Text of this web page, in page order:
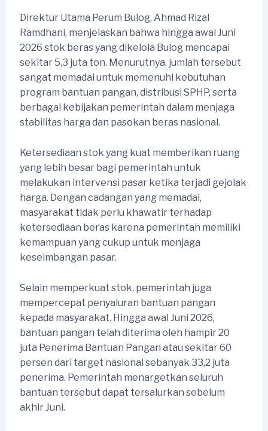
Direktur Utama Perum Bulog, Ahmad Rizal
Ramdhani, menjelaskan bahwa hingga awal Juni
2026 stok beras yang dikelola Bulog mencapai
sekitar 5,3 juta ton. Menurutnya, jumlah tersebut
sangat memadai untuk memenuhi kebutuhan
program bantuan pangan, distribusi SPHP, serta
berbagai kebijakan pemerintah dalam menjaga
stabilitas harga dan pasokan beras nasional.
Ketersediaan stok yang kuat memberikan ruang
yang lebih besar bagi pemerintah untuk
melakukan intervensi pasar ketika terjadi gejolak
harga. Dengan cadangan yang memadai,
masyarakat tidak perlu khawatir terhadap
ketersediaan beras karena pemerintah memiliki
kemampuan yang cukup untuk menjaga
keseimbangan pasar.
Selain memperkuat stok, pemerintah juga
mempercepat penyaluran bantuan pangan
kepada masyarakat. Hingga awal Juni 2026,
bantuan pangan telah diterima oleh hampir 20
juta Penerima Bantuan Pangan atau sekitar 60
persen dari target nasional sebanyak 33,2 juta
penerima. Pemerintah menargetkan seluruh
bantuan tersebut dapat tersalurkan sebelum
akhir Juni.